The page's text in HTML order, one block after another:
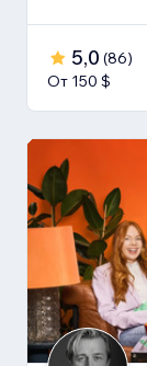
5,0 (86)
От 150 $